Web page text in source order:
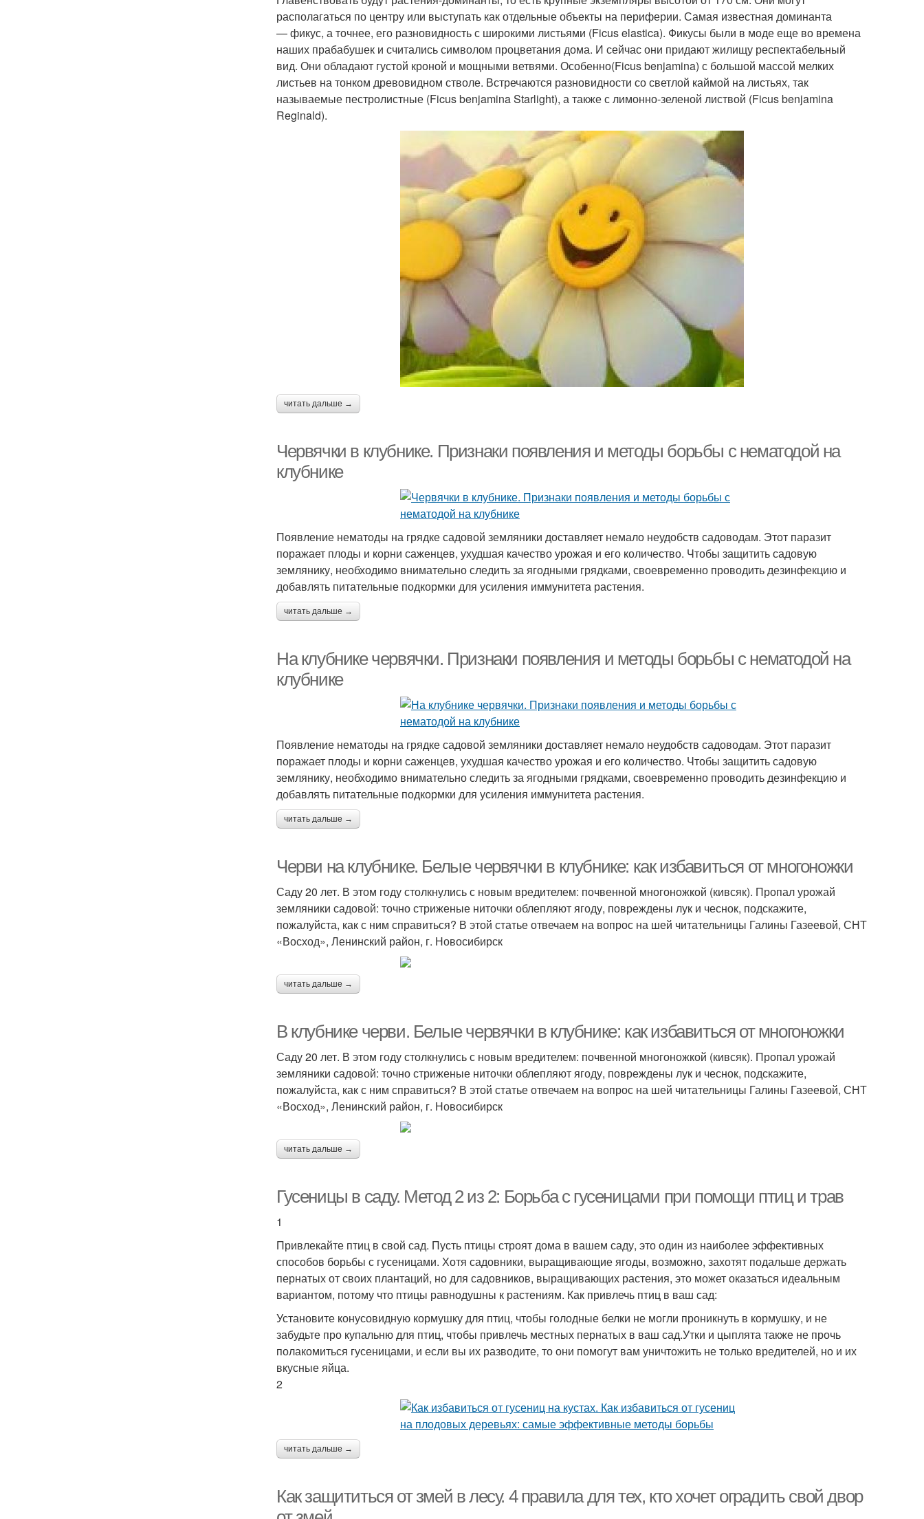
располагаться по центру или выступать как отдельные объекты на периферии. Самая известная доминанта
— фикус, а точнее, его разновидность с широкими листьями (Ficus elastica). Фикусы были в моде еще во времена
наших прабабушек и считались символом процветания дома. И сейчас они придают жилищу респектабельный
вид. Они обладают густой кроной и мощными ветвями. Особенно(Ficus benjamina) с большой массой мелких
листьев на тонком древовидном стволе. Встречаются разновидности со светлой каймой на листьях, так
называемые пестролистные (Ficus benjamina Starlight), а также с лимонно-зеленой листвой (Ficus benjamina
Reginald).
читать дальше →
Червячки в клубнике. Признаки появления и методы борьбы с нематодой на
клубнике
Появление нематоды на грядке садовой земляники доставляет немало неудобств садоводам. Этот паразит
поражает плоды и корни саженцев, ухудшая качество урожая и его количество. Чтобы защитить садовую
землянику, необходимо внимательно следить за ягодными грядками, своевременно проводить дезинфекцию и
добавлять питательные подкормки для усиления иммунитета растения.
читать дальше →
На клубнике червячки. Признаки появления и методы борьбы с нематодой на
клубнике
Появление нематоды на грядке садовой земляники доставляет немало неудобств садоводам. Этот паразит
поражает плоды и корни саженцев, ухудшая качество урожая и его количество. Чтобы защитить садовую
землянику, необходимо внимательно следить за ягодными грядками, своевременно проводить дезинфекцию и
добавлять питательные подкормки для усиления иммунитета растения.
читать дальше →
Черви на клубнике. Белые червячки в клубнике: как избавиться от многоножки
Саду 20 лет. В этом году столкнулись с новым вредителем: почвенной многоножкой (кивсяк). Пропал урожай
земляники садовой: точно стриженые ниточки облепляют ягоду, повреждены лук и чеснок, подскажите,
пожалуйста, как с ним справиться? В этой статье отвечаем на вопрос на шей читательницы Галины Газеевой, СНТ
«Восход», Ленинский район, г. Новосибирск
читать дальше →
В клубнике черви. Белые червячки в клубнике: как избавиться от многоножки
Саду 20 лет. В этом году столкнулись с новым вредителем: почвенной многоножкой (кивсяк). Пропал урожай
земляники садовой: точно стриженые ниточки облепляют ягоду, повреждены лук и чеснок, подскажите,
пожалуйста, как с ним справиться? В этой статье отвечаем на вопрос на шей читательницы Галины Газеевой, СНТ
«Восход», Ленинский район, г. Новосибирск
читать дальше →
Гусеницы в саду. Метод 2 из 2: Борьба с гусеницами при помощи птиц и трав
1
Привлекайте птиц в свой сад. Пусть птицы строят дома в вашем саду, это один из наиболее эффективных
способов борьбы с гусеницами. Хотя садовники, выращивающие ягоды, возможно, захотят подальше держать
пернатых от своих плантаций, но для садовников, выращивающих растения, это может оказаться идеальным
вариантом, потому что птицы равнодушны к растениям. Как привлечь птиц в ваш сад:
Установите конусовидную кормушку для птиц, чтобы голодные белки не могли проникнуть в кормушку, и не
забудьте про купальню для птиц, чтобы привлечь местных пернатых в ваш сад.Утки и цыплята также не прочь
полакомиться гусеницами, и если вы их разводите, то они помогут вам уничтожить не только вредителей, но и их
вкусные яйца.
2
читать дальше →
Как защититься от змей в лесу. 4 правила для тех, кто хочет оградить свой двор